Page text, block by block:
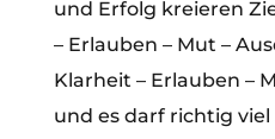
und Erfolg kreieren
– Erlauben – Mut –
Klarheit – Erlauben –
und es darf richtig viel